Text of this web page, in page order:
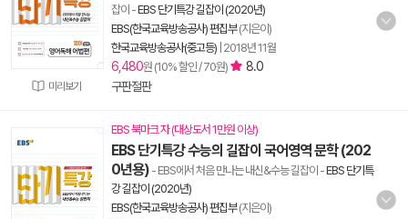
미리보기
잡이 -EBS 단기특강 길잡이 (2020년)
EBS(한국교육방송공사) 편집부(지은이)
한국교육방송공사(중고등) 2018년 11월
6,480원 (10% 할인 / 70원)
8.0
구판절판
EBS 북마크 자 (대상도서 1만원 이상)
EBS 단기특강 수능의 길잡이 국어영역 문학 (202
0년용) - EBS에서 처음 만나는 내신&수능 길잡이 -EBS 단기특
강 길잡이 (2020년)
EBS(한국교육방송공사) 편집부(지은이)